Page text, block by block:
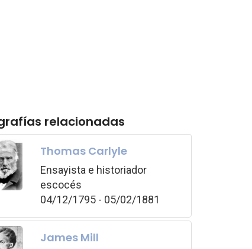
relacionadas
Thomas Carlyle
Ensayista e historiador
escocés
04/12/1795 - 05/02/1881
James Mill